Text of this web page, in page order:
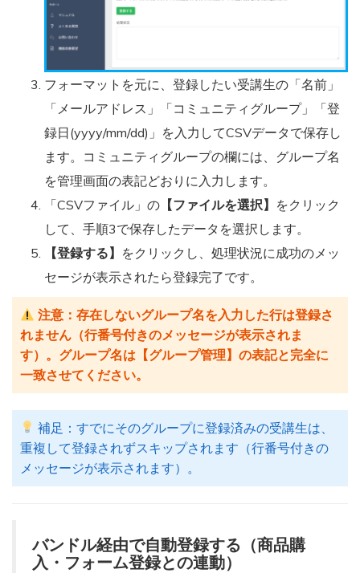
フォーマットを元に、登録したい受講生の「名前」
「メールアドレス」「コミュニティグループ」「登
録日(yyyy/mm/dd)」を入力してCSVデータで保存し
ます。コミュニティグループの欄には、グループ名
を管理画面の表記どおりに入力します。
「CSVファイル」の 【ファイルを選択】 をクリック
して、手順3で保存したデータを選択します。
【登録する】 をクリックし、処理状況に成功のメッ
セージが表示されたら登録完了です。
注意：存在しないグループ名を入力した行は登録さ
れません（行番号付きのメッセージが表示されま
す）。グループ名は【グループ管理】の表記と完全に
一致させてください。
補足：すでにそのグループに登録済みの受講生は、
重複して登録されずスキップされます（行番号付きの
メッセージが表示されます）。
バンドル経由で自動登録する（商品購
入・フォーム登録との連動）